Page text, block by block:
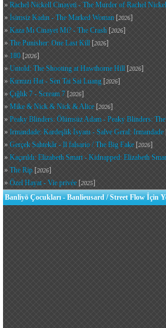
» Rachel Nickell Cinayeti - The Murder of Rachel
» İsimsiz Kadın - The Marked Woman [2026]
» Kaza Mı Cinayet Mi? - The Crash [2026]
» The Punisher: One Last Kill [2026]
» 180 [2026]
» Untold: The Shooting at Hawthorne Hill [2026]
» Kırmızı Hat - Sen Tai Sai Luang [2026]
» Çığlık 7 - Scream 7 [2026]
» Mike & Nick & Nick & Alice [2026]
» Peaky Blinders: Ölümsüz Adam - Peaky Blinders:
» Irmandade: Kardeşlik İsyanı - Salve Geral: Irmandade
» Gerçek Sahtekâr - Il falsario / The Big Fake [2026]
» Kaçırıldı: Elizabeth Smart - Kidnapped: Elizabeth
» The Rip [2026]
» Özel Hayat - Vie privée [2025]
Banliyö Çocukları - Banlieusard / Street Flow İçin